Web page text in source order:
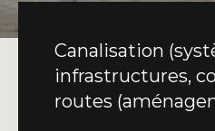
Canalisation
infrastructures,
routes